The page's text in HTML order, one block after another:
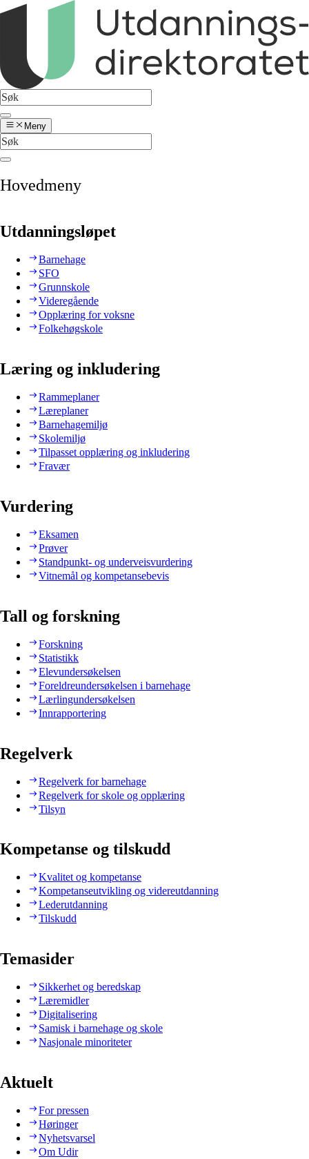
Meny
Hovedmeny
Utdanningsløpet
Barnehage
SFO
Grunnskole
Videregående
Opplæring for voksne
Folkehøgskole
Læring og inkludering
Rammeplaner
Læreplaner
Barnehagemiljø
Skolemiljø
Tilpasset opplæring og inkludering
Fravær
Vurdering
Eksamen
Prøver
Standpunkt- og underveisvurdering
Vitnemål og kompetansebevis
Tall og forskning
Forskning
Statistikk
Elevundersøkelsen
Foreldreundersøkelsen i barnehage
Lærlingundersøkelsen
Innrapportering
Regelverk
Regelverk for barnehage
Regelverk for skole og opplæring
Tilsyn
Kompetanse og tilskudd
Kvalitet og kompetanse
Kompetanseutvikling og videreutdanning
Lederutdanning
Tilskudd
Temasider
Sikkerhet og beredskap
Læremidler
Digitalisering
Samisk i barnehage og skole
Nasjonale minoriteter
Aktuelt
For pressen
Høringer
Nyhetsvarsel
Om Udir